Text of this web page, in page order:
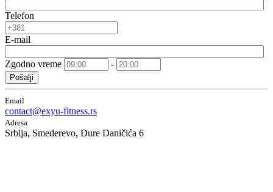
Telefon
E-mail
Zgodno vreme -
Pošalji
Email
contact@exyu-fitness.rs
Adresa
Srbija, Smederevo, Đure Daničića 6